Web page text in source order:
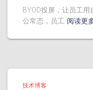
BYOD投屏，让员工
公常态，员工 阅读更
技术博客